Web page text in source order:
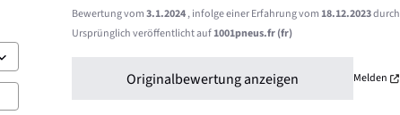
Bewertung vom3.1.2024, infolge einer Erfahrung vom18.12.2023durch
Ursprünglich veröffentlicht auf1001pneus.fr (fr)
Originalbewertung anzeigen Melden